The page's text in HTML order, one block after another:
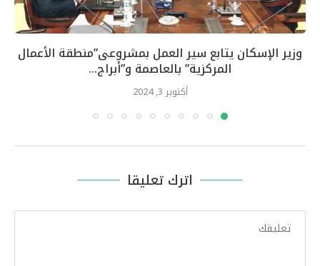
وزير الإسكان يتابع سير العمل بمشروعى”منطقة الأعمال
المركزية” بالعاصمة و”أبراج...
أكتوبر 3, 2024
اترك تعليقا